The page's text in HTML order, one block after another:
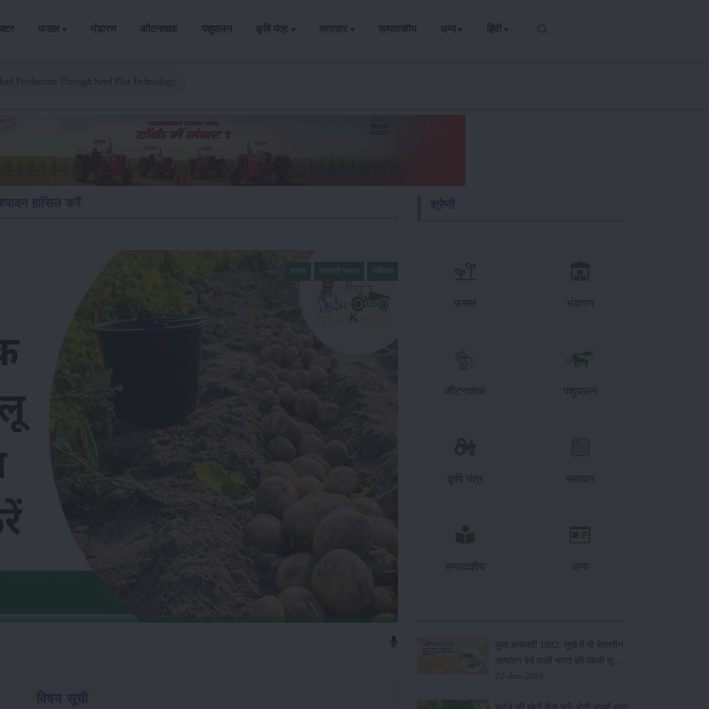
फसल भंडारण कीटनाशक पशुपालन कृषि यंत्र समाचार सम्पादकीय अन्य हिंदी
फसल भंडारण
कीटनाशक पशुपालन
कृषि यंत्र समाचार
सम्पादकीय अन्य
पूसा बासमती 1882: सूखे में भी बेहतरीन
उत्पादन देने वाली भारत की पहली सूखा-
सहिष्णु बासमती किस्म
22-Jun-2026